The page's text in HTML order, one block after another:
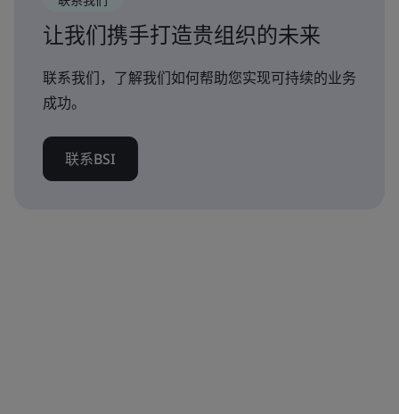
让我们携手打造贵组织的未来
联系我们，了解我们如何帮助您实现可持续的业务
成功。
联系BSI